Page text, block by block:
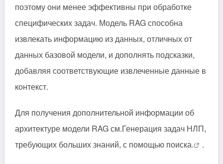
поэтому они менее эффективны при обработке
специфических задач. Модель RAG способна
извлекать информацию из данных, отличных от
данных базовой модели, и дополнять подсказки,
добавляя соответствующие извлеченные данные в
контекст.
Для получения дополнительной информации об
архитектуре модели RAG см.Генерация задач НЛП,
требующих больших знаний, с помощью поиска.
.